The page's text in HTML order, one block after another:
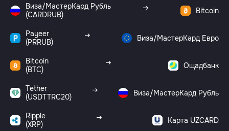
Виза/МастерКард Рубль
(CARDRUB)
Bitcoin
Payeer
(PRRUB)
Виза/МастерКард Евро
Bitcoin
(BTC)
Ощадбанк
Tether
(USDTTRC20)
Виза/МастерКард Рубль
Ripple
(XRP)
Карта UZCARD